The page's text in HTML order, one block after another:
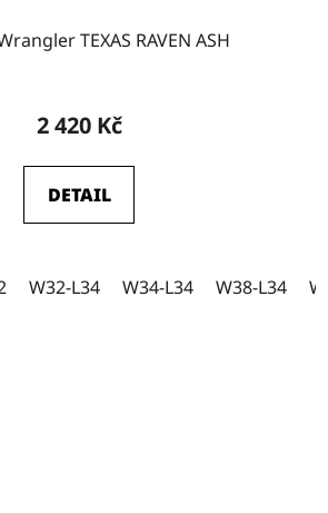
TEXAS RAVEN ASH
2 420 Kč
DETAIL
W32-L34 W34-L34 W38-L34